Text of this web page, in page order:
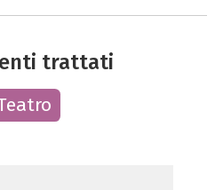
trattati